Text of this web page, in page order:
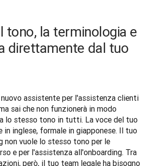
tono, la terminologia e
direttamente dal tuo
assistente per l'assistenza clienti
sai che non funzionerà in modo
lo stesso tono in tutti. La voce del tuo
in inglese, formale in giapponese. Il tuo
non vuole lo stesso tono per le
e per l'assistenza all'onboarding. Tra
però, il tuo team legale ha bisogno